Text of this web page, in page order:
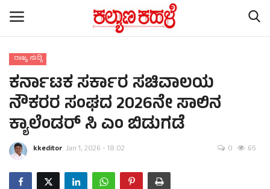
Home
Contact
Subscription
ರಾಷ್ಟ್ರೀಯ ಸುದ್ದಿ
ರಾಜ್ಯ ಸುದ್ದಿ
ಕರ್ನಾಟಕ ಸರ್ಕಾರ ಸಚಿವಾಲಯ
ನೌಕರರ ಸಂಘದ 2026ನೇ ಸಾಲಿನ
ಕ್ಯಾಲೆಂಡರ್ ಸಿ ಎಂ ಬಿಡುಗಡೆ
kkeditor Jan 1, 2026 - 18:02 0 65